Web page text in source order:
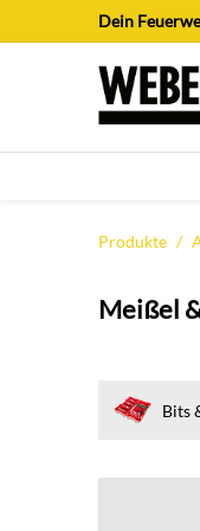
Zum Inhalt springen
Dein
Produkte
Meißel
Bits